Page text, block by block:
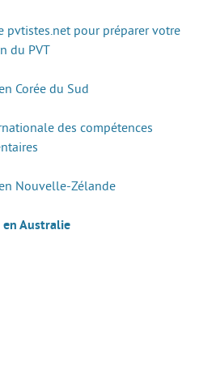
mon logement
pvtistes.net pour préparer votre
du PVT
Corée du Sud
des compétences
Nouvelle-Zélande
en Australie